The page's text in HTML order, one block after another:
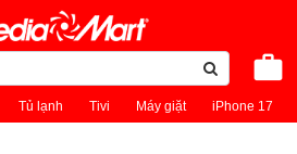
Tủ lạnh Tivi Máy giặt iPhone 17